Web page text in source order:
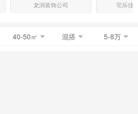
龙润装饰公司 宅乐佳
40-50㎡ 混搭 5-8万